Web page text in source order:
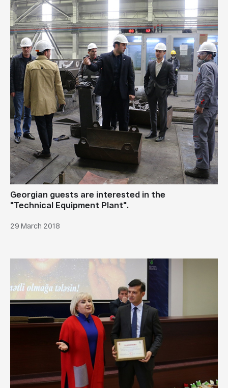
Georgian guests are interested in the
"Technical Equipment Plant".
29 March 2018